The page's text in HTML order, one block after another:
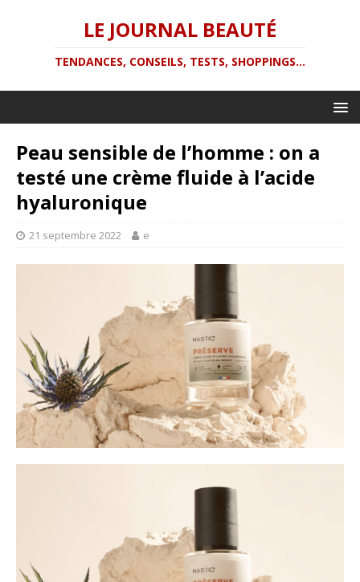
LE JOURNAL BEAUTÉ
TENDANCES, CONSEILS, TESTS, SHOPPINGS...
Peau sensible de l’homme : on a
testé une crème fluide à l’acide
hyaluronique
21 septembre 2022 e